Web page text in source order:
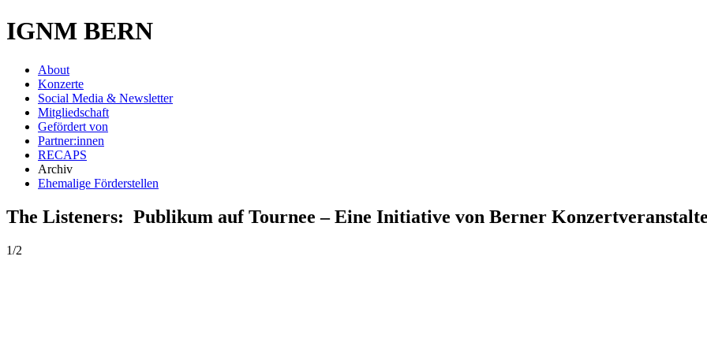
IGNM BERN
About
Konzerte
Social Media & Newsletter
Mitgliedschaft
Gefördert von
Partner:innen
RECAPS
Archiv
Ehemalige Förderstellen
The Listeners: Publikum auf Tournee – Eine Initiative von Berner
1/2